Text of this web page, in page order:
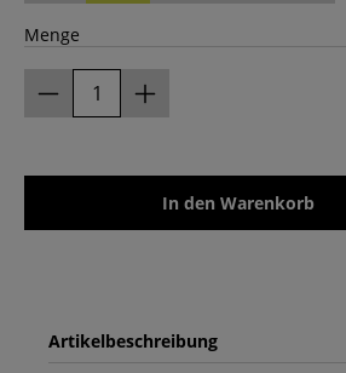
Menge
In den Warenkorb
Artikelbeschreibung